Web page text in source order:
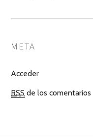
META
Acceder
RSS de los comentarios